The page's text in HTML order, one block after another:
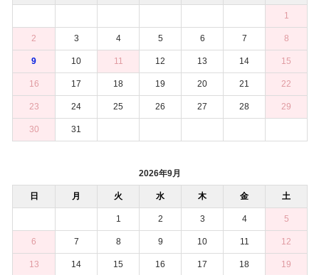
1
2 3 4 5 6 7 8
9 10 11 12 13 14 15
16 17 18 19 20 21 22
23 24 25 26 27 28 29
30 31
2026年9月
日 月 火 水 木 金 土
1 2 3 4 5
6 7 8 9 10 11 12
13 14 15 16 17 18 19